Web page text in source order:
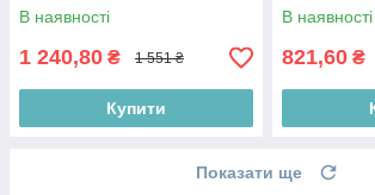
В наявності
1 240,80 ₴ 1 551 ₴
Купити
В наявності
821,60 ₴
Показати ще